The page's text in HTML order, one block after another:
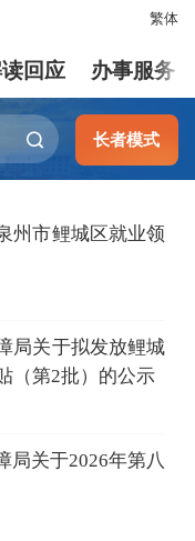
繁体
回应 办事服务
长者模式
州市鲤城区就业领
局关于拟发放鲤城
（第2批）的公示
局关于2026年第八